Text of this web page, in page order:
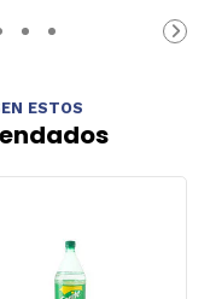
Carro
ESTOS